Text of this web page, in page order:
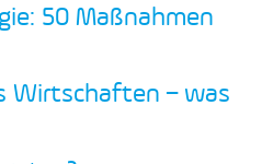
50 Maßnahmen
Wirtschaften – was